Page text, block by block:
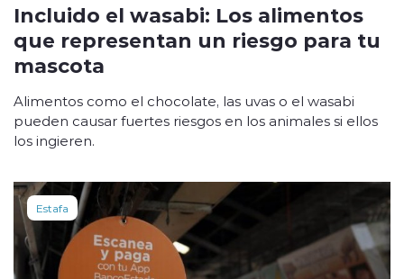
Incluido el wasabi: Los alimentos
que representan un riesgo para tu
mascota
Alimentos como el chocolate, las uvas o el wasabi
pueden causar fuertes riesgos en los animales si ellos
los ingieren.
Estafa